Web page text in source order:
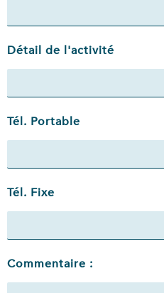
Détail de l'activité
Tél. Portable
Tél. Fixe
Commentaire :